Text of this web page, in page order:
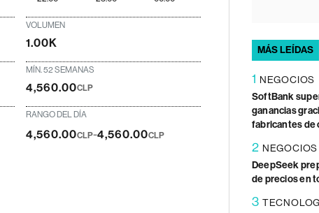
VOLUMEN
1.00K
MÍN. 52 SEMANAS
4,560.00CLP
RANGO DEL DÍA
4,560.00CLP-4,560.00CLP
MÁS LEÍDAS
1 NEGOCIOS
SoftBank
ganancias
fabricantes de
2 NEGOCIOS
DeepSeek
de precios en
3